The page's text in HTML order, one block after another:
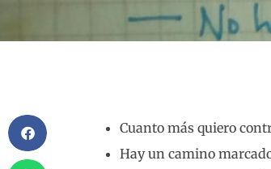
Cuanto más quiero
Hay un camino